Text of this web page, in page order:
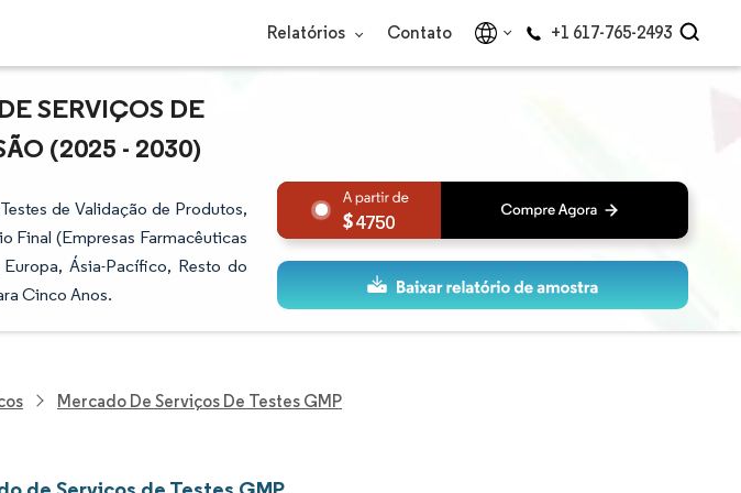
Relatórios Contato +1 617-765-2493
SERVIÇOS DE
(2025 - 2030)
de Validação de Produtos,
Final (Empresas Farmacêuticas
Ásia-Pacífico, Resto do
Cinco Anos.
4750
Mercado De Serviços De Testes GMP